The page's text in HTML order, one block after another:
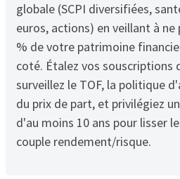
globale (SCPI diversifiées,
euros, actions) en veillant à ne
% de votre patrimoine
coté. Étalez vos souscriptions
surveillez le TOF, la politique
du prix de part, et privilégiez
d'au moins 10 ans pour lisser
couple rendement/risque.